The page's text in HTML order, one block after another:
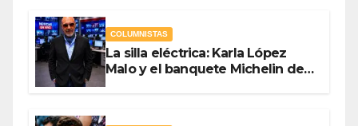
COLUMNISTAS
La silla eléctrica: Karla López
Malo y el banquete Michelin del